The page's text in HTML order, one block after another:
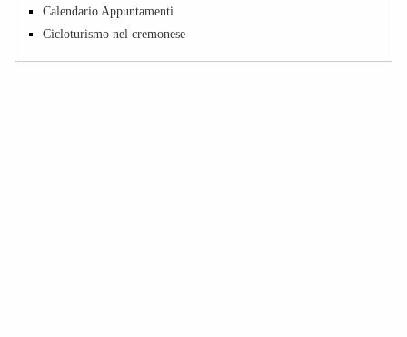
Calendario Appuntamenti
Cicloturismo nel cremonese